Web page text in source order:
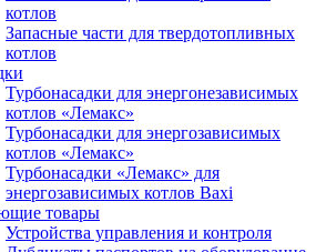
котлов
Запасные части для твердотопливных
котлов
Турбонасадки для энергонезависимых
котлов «Лемакс»
Турбонасадки для энергозависимых
котлов «Лемакс»
Турбонасадки «Лемакс» для
энергозависимых котлов Baxi
товары
Устройства управления и контроля